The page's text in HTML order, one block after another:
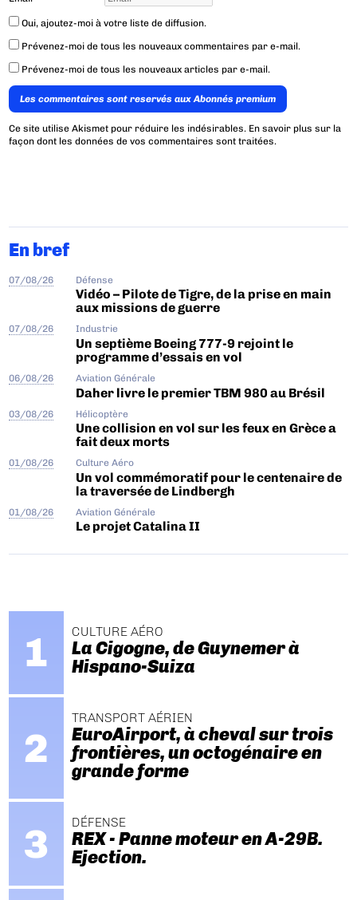
Oui, ajoutez-moi à votre liste de diffusion.
Prévenez-moi de tous les nouveaux commentaires par e-mail.
Prévenez-moi de tous les nouveaux articles par e-mail.
Les commentaires sont reservés aux Abonnés premium
Ce site utilise Akismet pour réduire les indésirables. En savoir plus sur la
façon dont les données de vos commentaires sont traitées.
En bref
07/08/26 Défense
Vidéo – Pilote de Tigre, de la prise en main
aux missions de guerre
07/08/26 Industrie
Un septième Boeing 777-9 rejoint le
programme d’essais en vol
06/08/26 Aviation Générale
Daher livre le premier TBM 980 au Brésil
03/08/26 Hélicoptère
Une collision en vol sur les feux en Grèce a
fait deux morts
01/08/26 Culture Aéro
Un vol commémoratif pour le centenaire de
la traversée de Lindbergh
01/08/26 Aviation Générale
Le projet Catalina II
CULTURE AÉRO
La Cigogne, de Guynemer à
Hispano-Suiza
TRANSPORT AÉRIEN
EuroAirport, à cheval sur trois
frontières, un octogénaire en
grande forme
DÉFENSE
REX - Panne moteur en A-29B.
Ejection.